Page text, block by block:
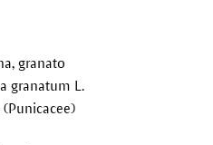
granato
granatum L.
(Punicacee)